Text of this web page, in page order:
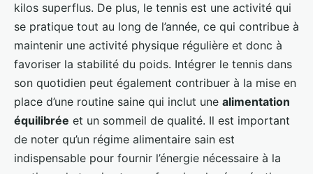
kilos superflus. De plus, le tennis est une activité qui
se pratique tout au long de l’année, ce qui contribue à
maintenir une activité physique régulière et donc à
favoriser la stabilité du poids. Intégrer le tennis dans
son quotidien peut également contribuer à la mise en
place d’une routine saine qui inclut une alimentation
équilibrée et un sommeil de qualité. Il est important
de noter qu’un régime alimentaire sain est
indispensable pour fournir l’énergie nécessaire à la